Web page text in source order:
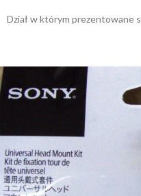
Dział w którym prezentowane